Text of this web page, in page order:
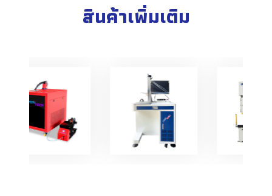
สินค้าเพิ่มเติม